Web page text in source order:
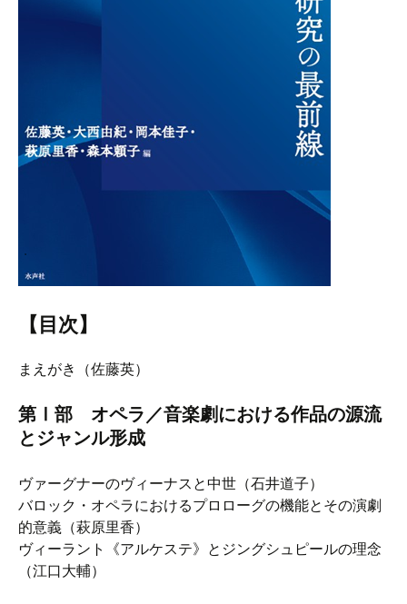
【 目次】
まえがき（佐藤英）
第Ⅰ部 オペラ／音楽劇における作品の源流
とジャンル形成
ヴァーグナーのヴィーナスと中世（石井道子）
バロック・オペラにおけるプロローグの機能とその演劇
的意義（萩原里香）
ヴィーラント《アルケステ》とジングシュピールの理念
（江口大輔）